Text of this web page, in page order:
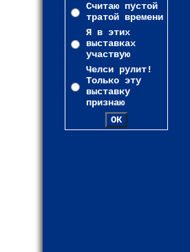
Считаю пустой
тратой времени
Я в этих
выставках
участвую
Челси рулит!
Только эту
выставку
признаю